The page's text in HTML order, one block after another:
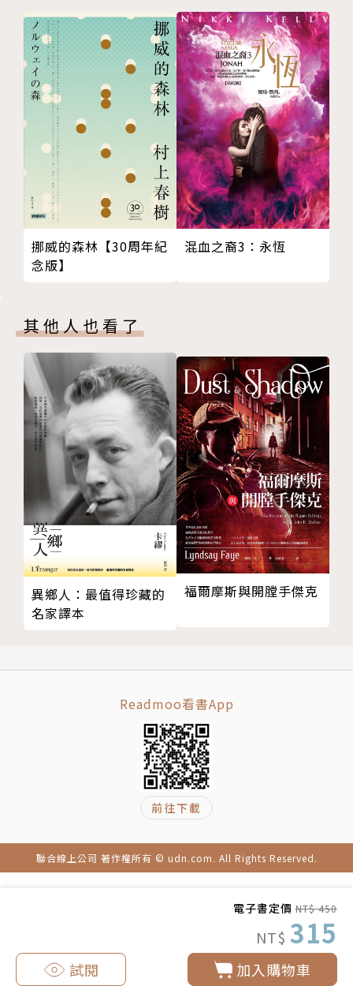
電子書定價 NT$ 450
NT$ 315
加入購物車
試閱
中、占領空屋、以及本外省議題；也有氣候變異造成的
影響，如地震、空污、病毒；以及這塊島嶼永遠存在的
軍事危機及地緣政治。陳育萱欲探討在這個接近末日的
時空裡，當人類反覆經歷不同的災難打擊，生命存在的
意義以及人性的複雜與韌性──儘管有恐懼、焦慮、自
私，但同時也存在互助、關懷與善行。書中藉由主角麥
雅文、陸依蓓與林素蓮，探討屬於我們這個時代的人
性。
作者簡介
陳育萱
彰化人，臺師大學國文系、東華大學創英所畢業。曾獲
時報文學獎、林榮三文學獎、宗教文學獎、文化部藝術
新秀、國藝會常態補助、「書寫高雄」計畫補助、美國
佛蒙特藝術中心駐村作家、臺灣文學基地駐村作家、美
國聖塔菲藝術中心駐村作家（2025年9月-11月）。
作品入選《台灣民主小說選法文版》、《九歌109年小
說選》、《九歌104年散文選》。著有短篇小說集《那
些狂烈的安靜》、《南方從來不下雪》，長篇小說《不
測之人》，散文集《佛蒙特沒有咖哩》，與版畫家林達
祐合作繪本《在黑夜抓蛇》，其餘作品見各副刊。
╱●15 叛
╱●16 大局已定
╱●17 祕密會議
╱●18 浪漫的行動者
╱●19 未完待續
╱●20 大規模的空白
╱●21 關於ＭＮＮ
╱●22 取捨
╱●23 屋子跟人的關係
╱●24 大肆流行
╱●25 輪迴
╱●26 不祥
╱●28 火星上的人
╱●29 事物的開端
╱●30 塌縮
╱●31 失敗的經驗
╱●32 選擇
╱●33 還剩下什麼
╱●34 一起觀星吧
╱●35 回望
╱ 關於作者
挪威的森林【30周年紀
念版】
混血之裔3：永恆
其他人也看了
異鄉人：最值得珍藏的
名家譯本
福爾摩斯與開膛手傑克
Readmoo看書App
前往下載
聯合線上公司 著作權所有 © udn.com. All Rights Reserved.